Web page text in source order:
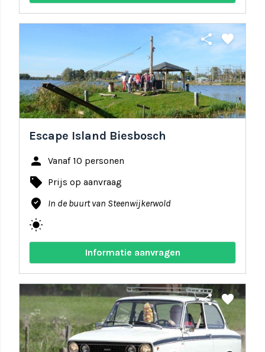
share favorite
Escape Island Biesbosch
person Vanaf 10 personen
local_offer Prijs op aanvraag
where_to_vote In de buurt van Steenwijkerwold
wb_sunny
Informatie aanvragen
share favorite